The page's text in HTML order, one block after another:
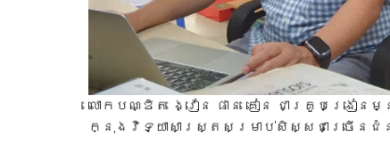
លោកបណ្ឌិត ង្វៀន ផាន គៀន ជាគ្រូបង្រ
ក្នុងវិទ្យាសាស្ត្រសម្រាប់សិស្សជាច្រើនជំន